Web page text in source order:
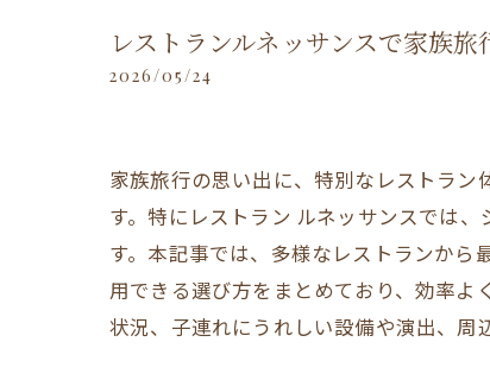
レストランルネッサンスで家族
2026/05/24
家族旅行の思い出に、特別なレストラ
す。特にレストラン ルネッサンスでは
す。本記事では、多様なレストランか
用できる選び方をまとめており、効率
状況、子連れにうれしい設備や演出、